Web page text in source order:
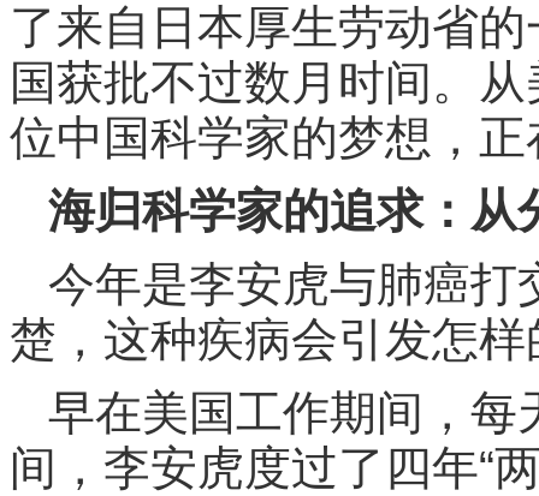
了来自日本厚生劳动省
国获批不过数月时间。
位中国科学家的梦想，
海归科学家的追求：从
今年是李安虎与肺癌
楚，这种疾病会引发怎
早在美国工作期间，每
间，李安虎度过了四年“